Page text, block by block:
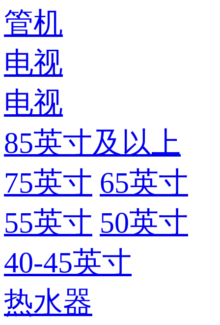
管机
电视
电视
85英寸及以上
75英寸 65英寸
55英寸 50英寸
40-45英寸
热水器